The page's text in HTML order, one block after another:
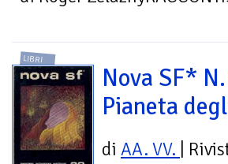
LIBRI
Nova SF*
Pianeta
di AA. VV.
|